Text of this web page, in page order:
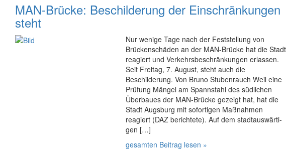
MAN-Brücke: Beschilderung der Einschränkungen
steht
Nur wenige Tage nach der Feststellung von
Brücken­schäden an der MAN-Brücke hat die Stadt
reagiert und Verkehrs­beschrän­kungen erlassen.
Seit Freitag, 7. August, steht auch die
Beschilderung. Von Bruno Stubenrauch Weil eine
Prü­fung Mängel am Spannstahl des südlichen
Überbaues der MAN-Brücke gezeigt hat, hat die
Stadt Augsburg mit sofor­tigen Maßnahmen
reagiert (DAZ berichtete). Auf dem stadt­­aus­­wär­ti­
gen […]
gesamten Beitrag lesen »